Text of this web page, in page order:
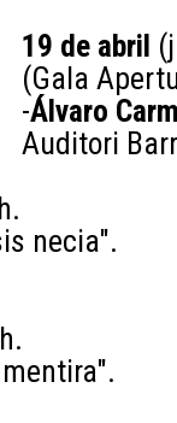
19 de abril
(Gala
-Álvaro
Auditori
necia".